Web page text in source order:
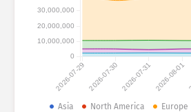
Estadísticas de ataques: dispositivos
Ayuda
Países
Conjunto de datos
2026-07-29 2026-07-30 2026-07-31 2026-08-01
0
10,000,000
20,000,000
30,000,000
Asia North America Europe